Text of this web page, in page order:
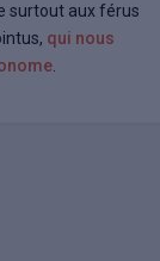
surtout aux férus
qui nous